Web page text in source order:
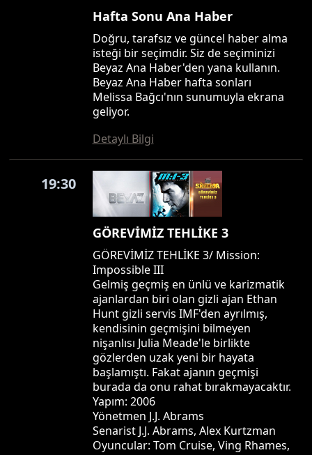
Hafta Sonu Ana Haber
Doğru, tarafsız ve güncel haber alma
isteği bir seçimdir. Siz de seçiminizi
Beyaz Ana Haber'den yana kullanın.
Beyaz Ana Haber hafta sonları
Melissa Bağcı'nın sunumuyla ekrana
geliyor.
Detaylı Bilgi
19:30
GÖREVİMİZ TEHLİKE 3
GÖREVİMİZ TEHLİKE 3/ Mission:
Impossible III
Gelmiş geçmiş en ünlü ve karizmatik
ajanlardan biri olan gizli ajan Ethan
Hunt gizli servis IMF'den ayrılmış,
kendisinin geçmişini bilmeyen
nişanlısı Julia Meade'le birlikte
gözlerden uzak yeni bir hayata
başlamıştı. Fakat ajanın geçmişi
burada da onu rahat bırakmayacaktır.
Yapım: 2006
Yönetmen J.J. Abrams
Senarist J.J. Abrams, Alex Kurtzman
Oyuncular: Tom Cruise, Ving Rhames,